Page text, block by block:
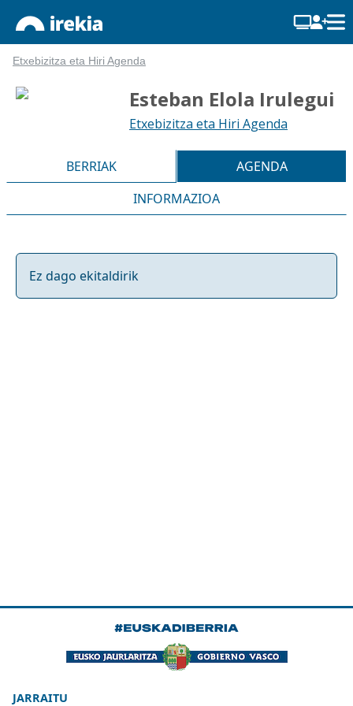
Etxebizitza eta Hiri Agenda
Esteban Elola Irulegui
Etxebizitza eta Hiri Agenda
BERRIAK
AGENDA
INFORMAZIOA
Ez dago ekitaldirik
JARRAITU